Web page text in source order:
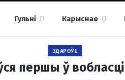
Гульні Карыснае
ЗДАРОЎЕ
першы ў